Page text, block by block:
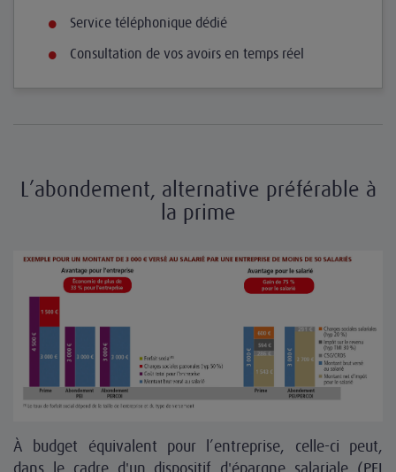
Service téléphonique dédié
Consultation de vos avoirs en temps réel
L’abondement, alternative préférable à
la prime
À budget équivalent pour l’entreprise, celle-ci peut,
dans le cadre d'un dispositif d'épargne salariale (PEI